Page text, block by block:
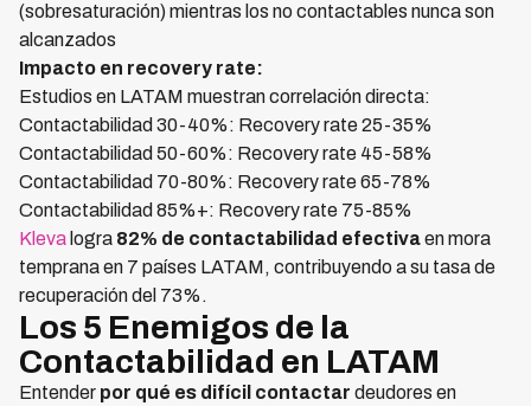
(sobresaturación) mientras los no contactables nunca son
alcanzados
Impacto en recovery rate:
Estudios en LATAM muestran correlación directa:
Contactabilidad 30-40%: Recovery rate 25-35%
Contactabilidad 50-60%: Recovery rate 45-58%
Contactabilidad 70-80%: Recovery rate 65-78%
Contactabilidad 85%+: Recovery rate 75-85%
Kleva logra 82% de contactabilidad efectivaen mora
temprana en 7 países LATAM, contribuyendo a su tasa de
recuperación del 73%.
Los 5 Enemigos de la
Contactabilidad en LATAM
Entender por qué es difícil contactar deudores en